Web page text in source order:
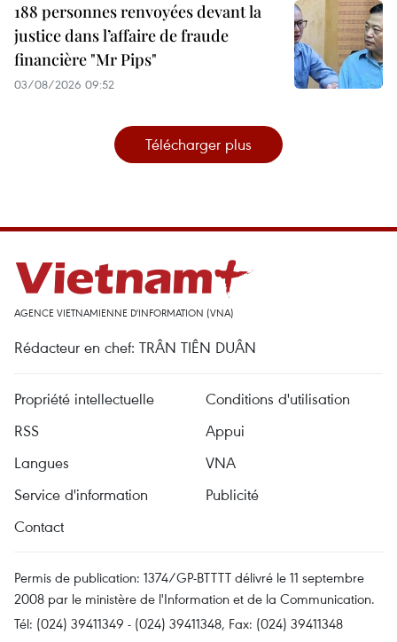
188 personnes renvoyées devant la
justice dans l’affaire de fraude
financière "Mr Pips"
03/08/2026 09:52
Télécharger plus
AGENCE VIETNAMIENNE D'INFORMATION (VNA)
Rédacteur en chef: TRÂN TIÊN DUÂN
Propriété intellectuelle
Conditions d'utilisation
RSS
Appui
Langues
VNA
Service d'information
Publicité
Contact
Permis de publication: 1374/GP-BTTTT délivré le 11 septembre
2008 par le ministère de l'Information et de la Communication.
Tél: (024) 39411349 - (024) 39411348, Fax: (024) 39411348